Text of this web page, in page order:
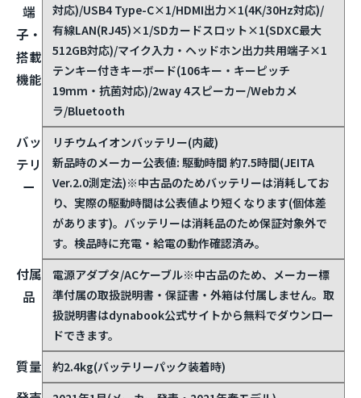
端
子・
搭載
機能
対応)/USB4 Type-C×1/HDMI出力×1(4K/30Hz対応)/
有線LAN(RJ45)×1/SDカードスロット×1(SDXC最大
512GB対応)/マイク入力・ヘッドホン出力共用端子×1
テンキー付きキーボード(106キー・キーピッチ
19mm・抗菌対応)/2way 4スピーカー/Webカメ
ラ/Bluetooth
バッ
テリ
ー
リチウムイオンバッテリー(内蔵)
新品時のメーカー公表値: 駆動時間 約7.5時間(JEITA
Ver.2.0測定法)※中古品のためバッテリーは消耗してお
り、実際の駆動時間は公表値より短くなります(個体差
があります)。バッテリーは消耗品のため保証対象外で
す。検品時に充電・給電の動作確認済み。
付属
品
電源アダプタ/ACケーブル※中古品のため、メーカー標
準付属の取扱説明書・保証書・外箱は付属しません。取
扱説明書はdynabook公式サイトから無料でダウンロー
ドできます。
質量 約2.4kg(バッテリーパック装着時)